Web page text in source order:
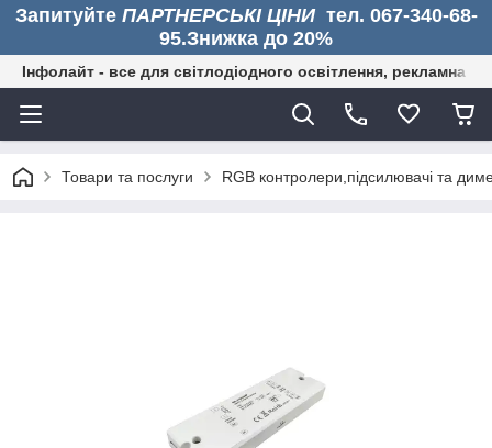
Запитуйте ПАРТНЕРСЬКІ ЦІНИтел. 067-340-68-
95.Знижка до 20%
Інфолайт - все для світлодіодного освітлення, рекламна
Товари та послуги RGB контролери,підсилювачі та